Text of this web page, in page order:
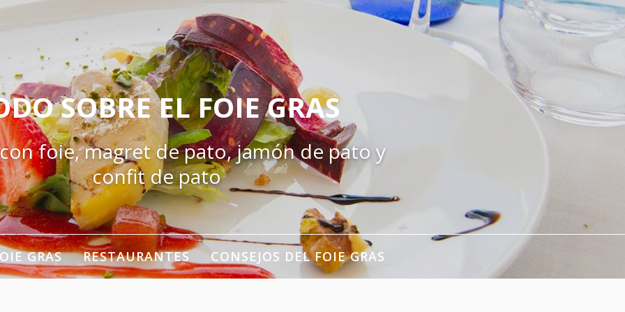
SOBRE EL FOIE GRAS
foie, magret de pato, jamón de pato y
confit de pato
GRAS RESTAURANTES CONSEJOS DEL FOIE GRAS